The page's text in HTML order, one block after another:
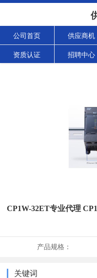
公司首页 供应商机
资质认证 招聘中心
CP1W-32ET专业代理
产品规格：
关键词